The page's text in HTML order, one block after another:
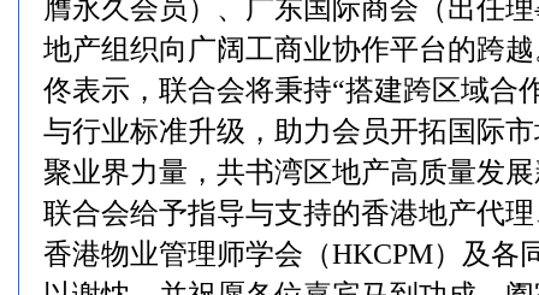
膺永久会员）、广东国际商会（出任
地产组织向广阔工商业协作平台的跨
佟表示，联合会将秉持“搭建跨区域合
与行业标准升级，助力会员开拓国际
聚业界力量，共书湾区地产高质量发
联合会给予指导与支持的香港地产代
香港物业管理师学会（HKCPM）及各